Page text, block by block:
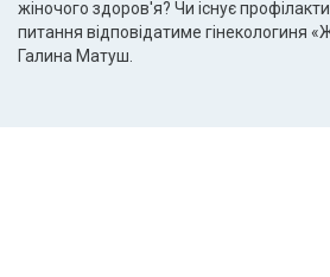
жіночого здоров'я? Чи існує
питання відповідатиме гінекологиня
Галина Матуш.